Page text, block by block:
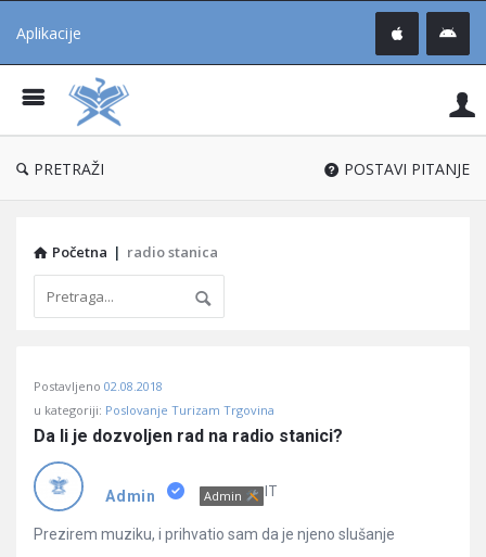
Aplikacije
®
PRETRAŽI POSTAVI PITANJE
Početna | radio stanica
Učene
Latest
Pitanja
Postavljeno 02.08.2018
u kategoriji: Poslovanje Turizam Trgovina
Da li je dozvoljen rad na radio stanici?
Admin Admin IT
Prezirem muziku, i prihvatio sam da je njeno slušanje